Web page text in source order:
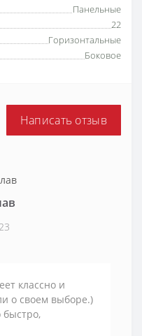
Панельные
22
Горизонтальные
Боковое
Написать отзыв
классно и
о своем выборе.)
быстро,